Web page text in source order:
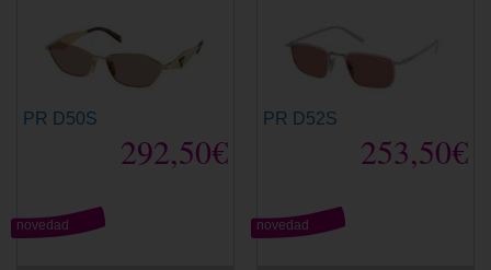
PR D50S
292,50€
novedad
PR D52S
253,50€
novedad